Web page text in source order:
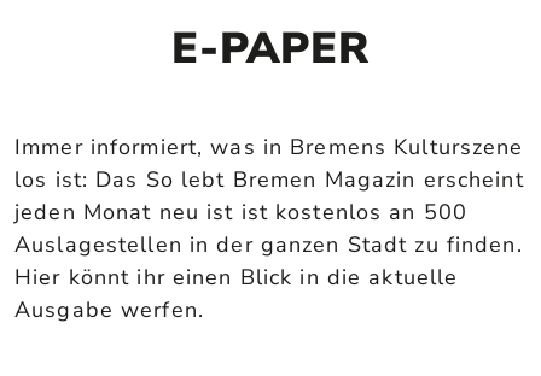
E-PAPER
Immer informiert, was in Bremens Kulturszene
los ist: Das So lebt Bremen Magazin erscheint
jeden Monat neu ist ist kostenlos an 500
Auslagestellen in der ganzen Stadt zu finden.
Hier könnt ihr einen Blick in die aktuelle
Ausgabe werfen.